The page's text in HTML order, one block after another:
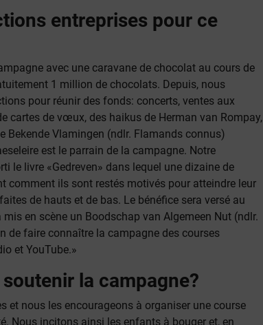
entreprises pour ce
avec une caravane de chocolat au cours de
1 million de chocolats. Depuis, nous
pour réunir des fonds: concerts, ventes aux
cartes de vœux, des haikus de Herman van Rompay,
Bekende Vlamingen (ndlr. Flamands connus)
est le parrain de la campagne. Notre
le livre «Gedreven» dans lequel une dizaine de
comment ils sont restés motivés pour atteindre leur
de hauts et de bas. Le bénéfice sera versé au
mis en scène un Boodschap van Algemeen Nut (ndlr.
de faire connaître la campagne des courses
et YouTube.»
la campagne?
et nous les encourageons à organiser une course
Nous incitons ainsi les enfants à bouger et, en